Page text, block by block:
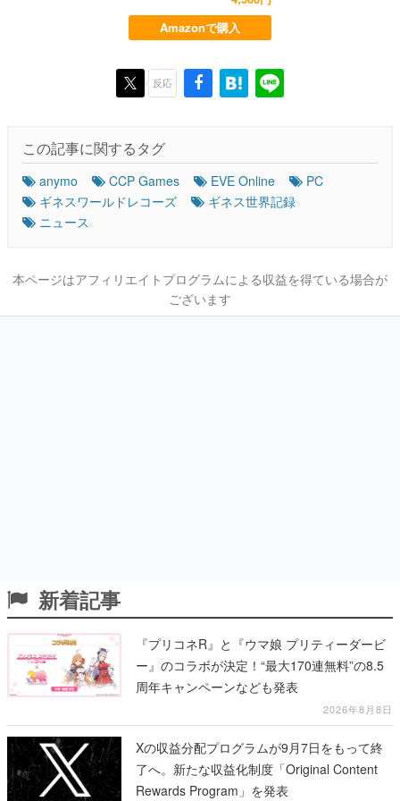
Amazonで購入
反応
この記事に関するタグ
anymo CCP Games EVE Online
PC
ギネスワールドレコーズ
ギネス世界記録
ニュース
本ページはアフィリエイトプログラムによる収益を得ている場合が
ございます
新着記事
『プリコネR』と『ウマ娘 プリティーダービ
ー』のコラボが決定！“最大170連無料”の8.5
周年キャンペーンなども発表
2026年8月8日
Xの収益分配プログラムが9月7日をもって終
了へ。新たな収益化制度「Original Content
Rewards Program」を発表